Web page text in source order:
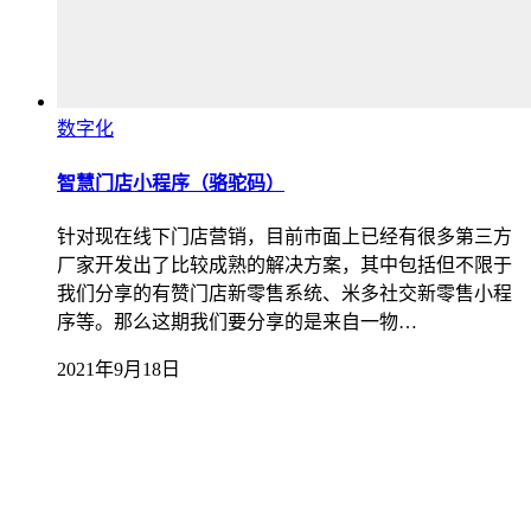
数字化
智慧门店小程序（骆驼码）
针对现在线下门店营销，目前市面上已经有很多第三方
厂家开发出了比较成熟的解决方案，其中包括但不限于
我们分享的有赞门店新零售系统、米多社交新零售小程
序等。那么这期我们要分享的是来自一物…
2021年9月18日